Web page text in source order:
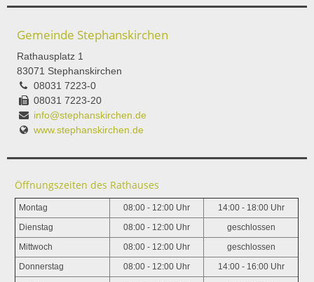
Gemeinde Stephanskirchen
Rathausplatz 1
83071 Stephanskirchen
08031 7223-0
08031 7223-20
info@stephanskirchen.de
www.stephanskirchen.de
Öffnungszeiten des Rathauses
Montag 08:00 - 12:00 Uhr 14:00 - 18:00 Uhr
Dienstag 08:00 - 12:00 Uhr geschlossen
Mittwoch 08:00 - 12:00 Uhr geschlossen
Donnerstag 08:00 - 12:00 Uhr 14:00 - 16:00 Uhr